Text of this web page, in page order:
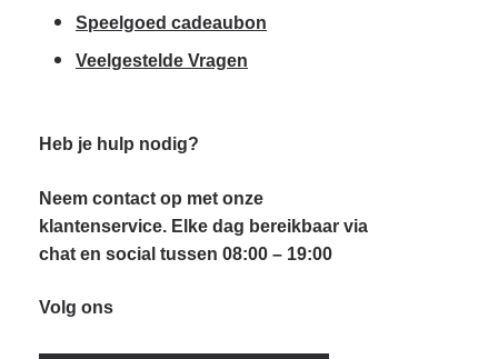
Speelgoed cadeaubon
Veelgestelde Vragen
Heb je hulp nodig?
Neem contact op met onze
klantenservice. Elke dag bereikbaar via
chat en social tussen 08:00 – 19:00
Volg ons